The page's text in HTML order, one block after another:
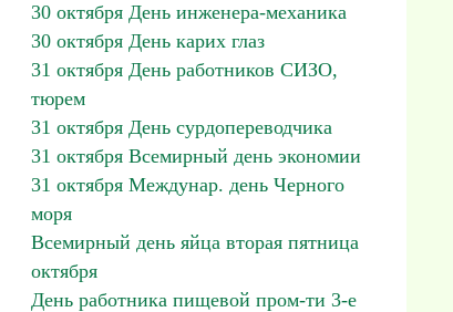
30 октября День инженера-механика
30 октября День карих глаз
31 октября День работников СИЗО,
тюрем
31 октября День сурдопереводчика
31 октября Всемирный день экономии
31 октября Междунар. день Черного
моря
Всемирный день яйца вторая пятница
октября
День работника пищевой пром-ти 3-е